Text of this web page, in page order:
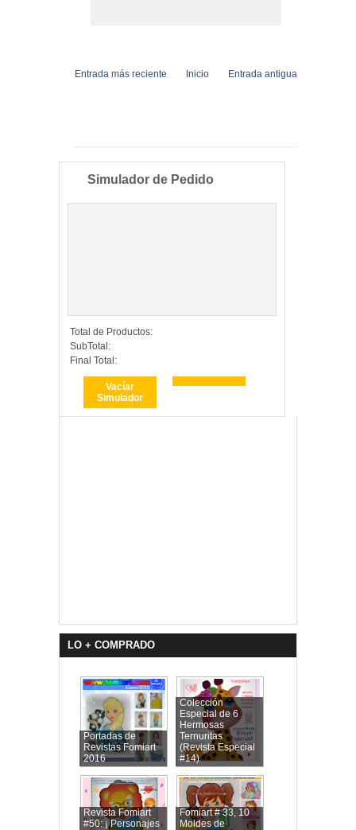
Entrada más reciente Entrada antigua
Inicio
Simulador de Pedido
Total de Productos:
SubTotal:
Final Total:
Vacíar
Simulador
LO + COMPRADO
Portadas de
Revistas Fomiart
2016
Colección
Especial de 6
Hermosas
Ternuritas
(Revista Especial
#14)
Revista Fomiart
#50: ¡ Personajes
Fomiart # 33, 10
Moldes de